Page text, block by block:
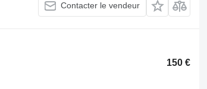
Contacter le vendeur
150 €